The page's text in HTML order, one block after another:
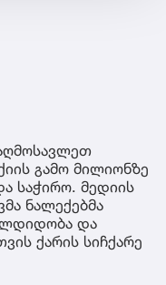
გამო მილიონზე
საჭირო. მედიის
ნალექებმა
და
ქარის სიჩქარე